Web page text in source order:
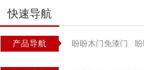
快速导航
产品导航 盼盼木门免漆门